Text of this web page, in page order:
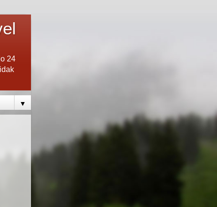
24
▼